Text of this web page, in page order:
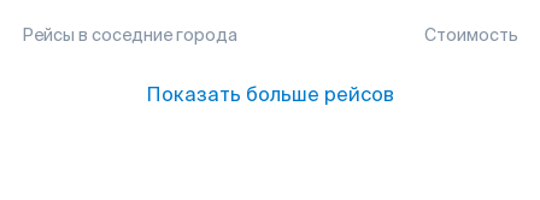
Рейсы в соседние города Стоимость
Показать больше рейсов